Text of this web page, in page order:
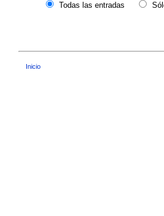
Todas las entradas
Inicio